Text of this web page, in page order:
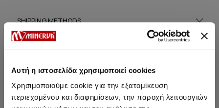
Αυτή η ιστοσελίδα χρησιμοποιεί cookies
Χρησιμοποιούμε cookie για την εξατομίκευση
περιεχομένου και διαφημίσεων, την παροχή λειτουργιών
SHIPPING METHODS
SIZE GUIDE